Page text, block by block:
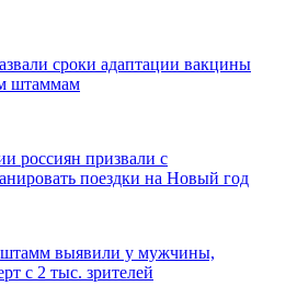
сроки адаптации вакцины
штаммам
россиян призвали с
поездки на Новый год
выявили у мужчины,
с 2 тыс. зрителей